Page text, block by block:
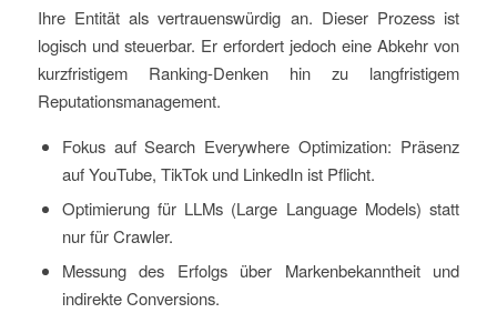
Ihre Entität als vertrauenswürdig an. Dieser Prozess ist
logisch und steuerbar. Er erfordert jedoch eine Abkehr von
kurzfristigem Ranking-Denken hin zu langfristigem
Reputationsmanagement.
Fokus auf Search Everywhere Optimization: Präsenz
auf YouTube, TikTok und LinkedIn ist Pflicht.
Optimierung für LLMs (Large Language Models) statt
nur für Crawler.
Messung des Erfolgs über Markenbekanntheit und
indirekte Conversions.